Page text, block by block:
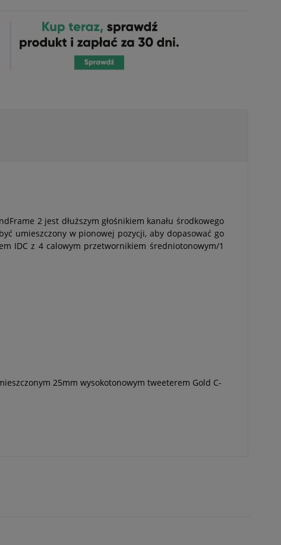
2 jest dłuższym głośnikiem kanału środkowego
umieszczony w pionowej pozycji, aby dopasować go
IDC z 4 calowym przetwornikiem średniotonowym/1
25mm wysokotonowym tweeterem Gold C-